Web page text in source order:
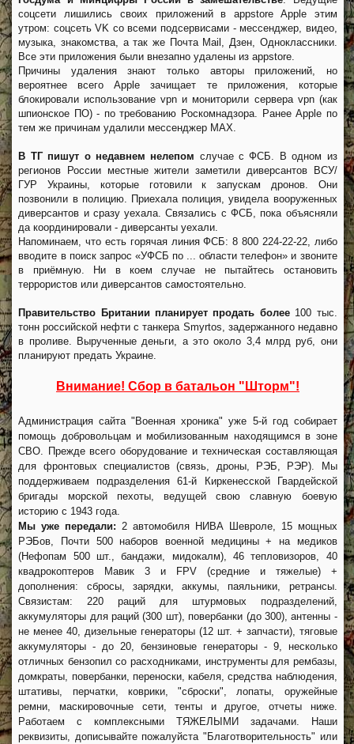
соцсети лишились своих приложений в appstore Apple этим
утром: соцсеть VK со всеми подсервисами - мессенджер, видео,
музыка, знакомства, а так же Почта Mail, Дзен, Одноклассники.
Все эти приложения были внезапно удалены из appstore.
Причины удаления знают только авторы приложений, но
вероятнее всего Apple зачищает те приложения, которые
блокировали использование vpn и мониторили сервера vpn (как
шпионское ПО) - по требованию Роскомнадзора. Ранее Apple по
тем же причинам удалили мессенджер MAX.
В ТГ пишут о недавнем нелепом случае с ФСБ. В одном из
регионов России местные жители заметили диверсантов ВСУ/
ГУР Украины, которые готовили к запускам дронов. Они
позвонили в полицию. Приехала полиция, увидела вооруженных
диверсантов и сразу уехала. Связались с ФСБ, пока объясняли
да координировали - диверсанты уехали.
Напоминаем, что есть горячая линия ФСБ: 8 800 224-22-22, либо
вводите в поиск запрос «УФСБ по ... области телефон» и звоните
в приёмную. Ни в коем случае не пытайтесь остановить
террористов или диверсантов самостоятельно.
Правительство Британии планирует продать более100 тыс.
тонн российской нефти с танкера Smyrtos, задержанного недавно
в проливе. Вырученные деньги, а это около 3,4 млрд руб, они
планируют предать Украине.
Внимание! Сбор в батальон "Шторм"!
Администрация сайта "Военная хроника" уже 5-й год собирает
помощь добровольцам и мобилизованным находящимся в зоне
СВО. Прежде всего оборудование и техническая составляющая
для фронтовых специалистов (связь, дроны, РЭБ, РЭР). Мы
поддерживаем подразделения 61-й Киркенесской Гвардейской
бригады морской пехоты, ведущей свою славную боевую
историю с 1943 года.
Мы уже передали: 2 автомобиля НИВА Шевроле, 15 мощных
РЭБов, Почти 500 наборов военной медицины + на медиков
(Нефопам 500 шт., бандажи, мидокалм), 46 тепловизоров, 40
квадрокоптеров Мавик 3 и FPV (средние и тяжелые) +
дополнения: сбросы, зарядки, аккумы, паяльники, ретрансы.
Связистам: 220 раций для штурмовых подразделений,
аккумуляторы для раций (300 шт), повербанки (до 300), антенны -
не менее 40, дизельные генераторы (12 шт. + запчасти), тяговые
аккумуляторы - до 20, бензиновые генераторы - 9, несколько
отличных бензопил со расходниками, инструменты для рембазы,
домкраты, повербанки, переноски, кабеля, средства наблюдения,
штативы, перчатки, коврики, "сброски", лопаты, оружейные
ремни, маскировочные сети, тенты и другое, отчеты ниже.
Работаем с комплексными ТЯЖЕЛЫМИ задачами. Наши
реквизиты, дописывайте пожалуйста "Благотворительность" или